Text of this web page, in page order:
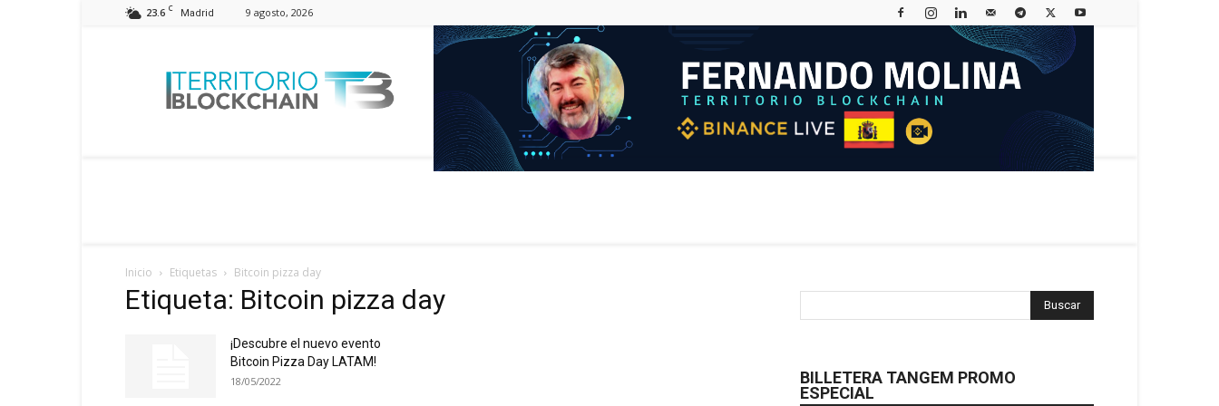
23.6 C Madrid 9 agosto, 2026
Blockchain
Inicio Etiquetas Bitcoin pizza day
Etiqueta: Bitcoin pizza day
¡Descubre el nuevo evento
Bitcoin Pizza Day LATAM!
18/05/2022
BILLETERA TANGEM PROMO
ESPECIAL